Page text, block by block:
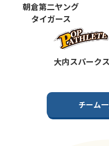
第7回
第6回 ポップア
第5回 ポップア
ポップ
ポップア
朝倉第二ヤング
タイガース
大内スパークス
チーム